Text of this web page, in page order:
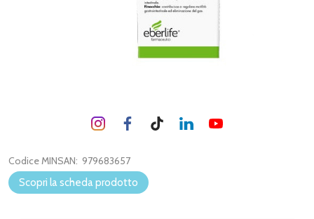
Codice MINSAN: 979683657
Scopri la scheda prodotto